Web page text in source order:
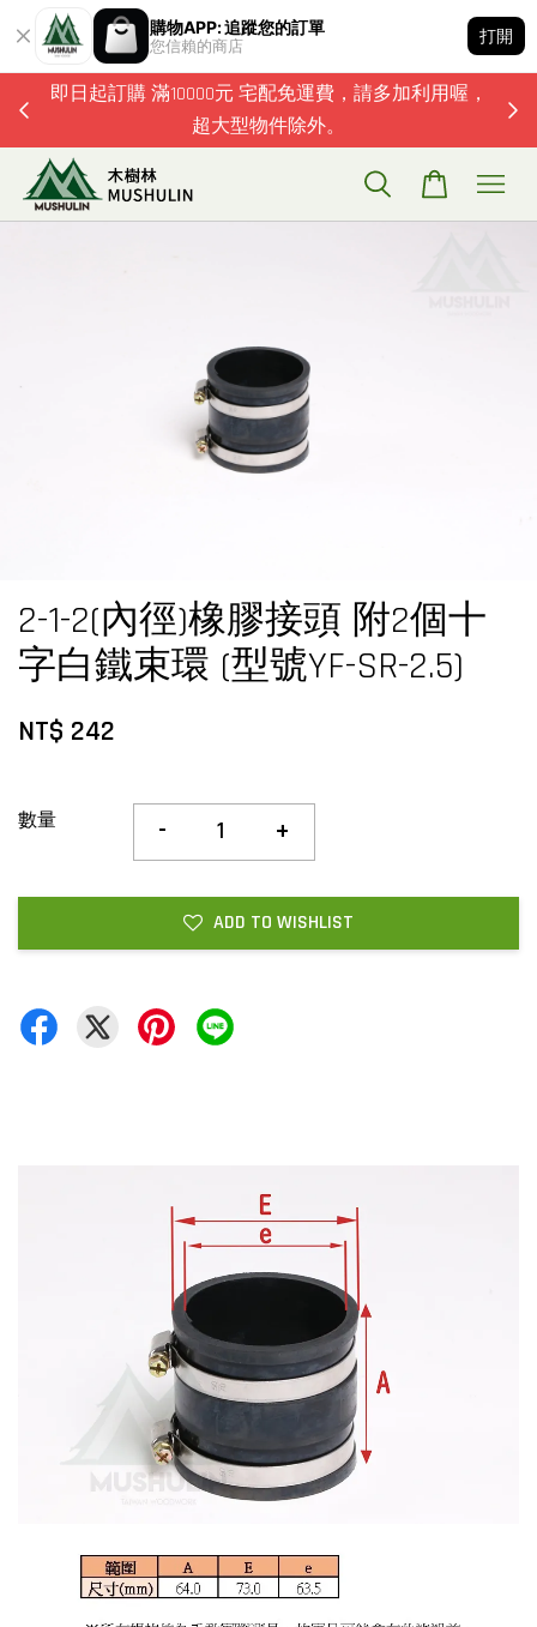
購物APP: 追蹤您的訂單
您信賴的商店
打開
即日起訂購 滿10000元 宅配免運費，請多加利用喔，
超大型物件除外。
2-1-2(內徑)橡膠接頭 附2個十
字白鐵束環 (型號YF-SR-2.5)
NT$ 242
數量 - +
ADD TO WISHLIST